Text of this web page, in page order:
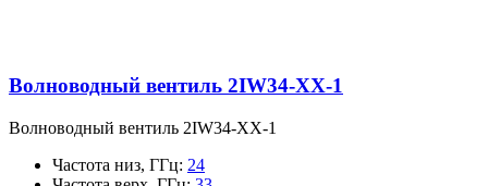
Волноводный вентиль 2IW34-XX-1
Волноводный вентиль 2IW34-XX-1
Частота низ, ГГц: 24